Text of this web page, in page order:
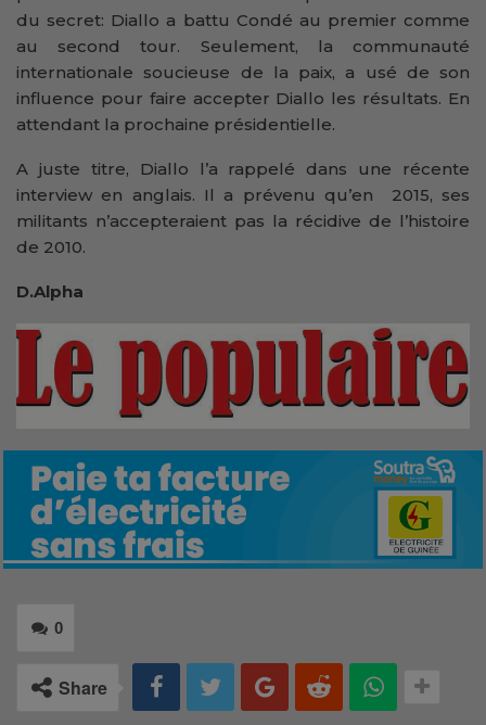
du secret: Diallo a battu Condé au premier comme
au second tour. Seulement, la communauté
internationale soucieuse de la paix, a usé de son
influence pour faire accepter Diallo les résultats. En
attendant la prochaine présidentielle.
A juste titre, Diallo l’a rappelé dans une récente
interview en anglais. Il a prévenu qu’en 2015, ses
militants n’accepteraient pas la récidive de l’histoire
de 2010.
D.Alpha
0
Share